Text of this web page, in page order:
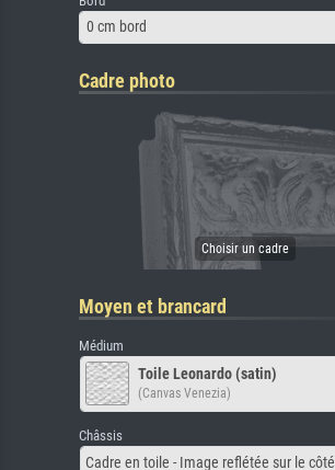
0 cm bord
Cadre photo
Moyen et brancard
Médium
Toile Leonardo (satin)
(Canvas Venezia)
Châssis
Cadre en toile - Image reflétée sur le côté